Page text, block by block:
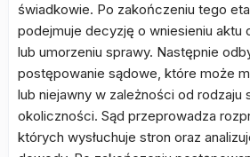
świadkowie. Po zakończeniu tego
podejmuje decyzję o wniesieniu aktu
lub umorzeniu sprawy. Następnie
postępowanie sądowe, które może
lub niejawny w zależności od rodzaju
okoliczności. Sąd przeprowadza
których wysłuchuje stron oraz